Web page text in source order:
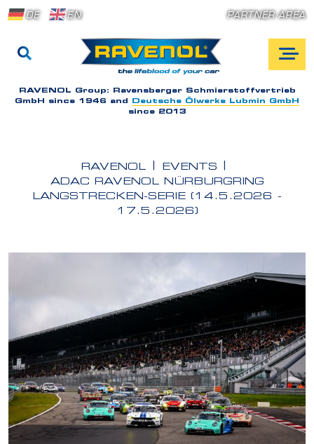
DE EN PARTNER AREA
RAVENOL Group: Ravensberger Schmierstoffvertrieb
GmbH since 1946 and
Deutsche Ölwerke Lubmin GmbH
since 2013
RAVENOL
EVENTS
ADAC RAVENOL NÜRBURGRING
LANGSTRECKEN-SERIE (14.5.2026 -
17.5.2026)